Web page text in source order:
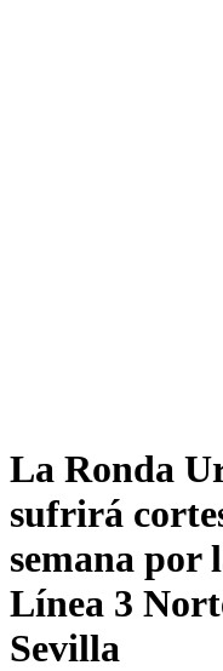
La Ronda
sufrirá
semana por
Línea 3
Sevilla